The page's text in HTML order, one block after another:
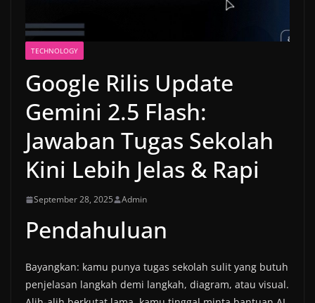
TECHNOLOGY
Google Rilis Update
Gemini 2.5 Flash:
Jawaban Tugas Sekolah
Kini Lebih Jelas & Rapi
September 28, 2025 Admin
Pendahuluan
Bayangkan: kamu punya tugas sekolah sulit yang butuh
penjelasan langkah demi langkah, diagram, atau visual.